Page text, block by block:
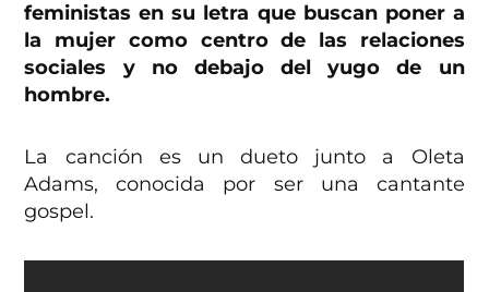
feministas en su letra que buscan poner a
la mujer como centro de las relaciones
sociales y no debajo del yugo de un
hombre.
La canción es un dueto junto a Oleta
Adams, conocida por ser una cantante
gospel.